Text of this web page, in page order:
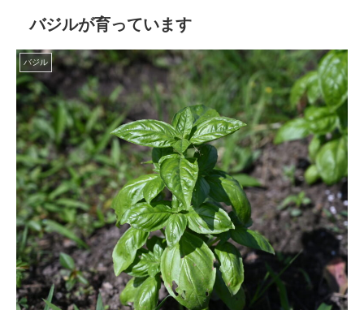
バジルが育っています
バジル